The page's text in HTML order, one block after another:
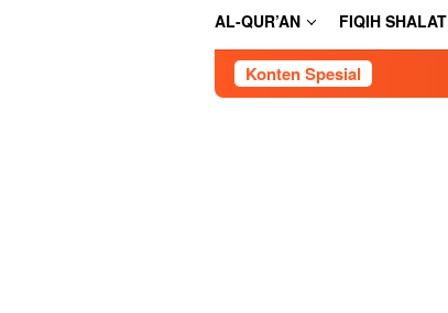
AL-QUR’AN FIQIH SHALAT
Konten Spesial